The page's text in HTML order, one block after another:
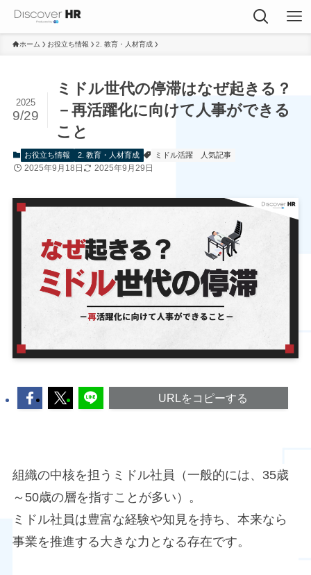
ホーム お役立ち情報 2. 教育・人材育成
ミドル世代の停滞はなぜ起きる？
－再活躍化に向けて人事ができる
こと
2025
9/29
お役立ち情報 2. 教育・人材育成 ミドル活躍 人気記事
2025年9月18日 2025年9月29日
URLをコピーする
組織の中核を担うミドル社員（一般的には、35歳
～50歳の層を指すことが多い）。
ミドル社員は豊富な経験や知見を持ち、本来なら
事業を推進する大きな力となる存在です。